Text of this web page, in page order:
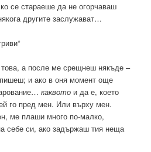
се стараеше да не огорчаваш
другите заслужават…
а после ме срещнеш някъде –
и ако в оня момент още
каквото и да е, което
го пред мен. Или върху мен.
ме плаши много по-малко,
себе си, ако задържаш тия неща